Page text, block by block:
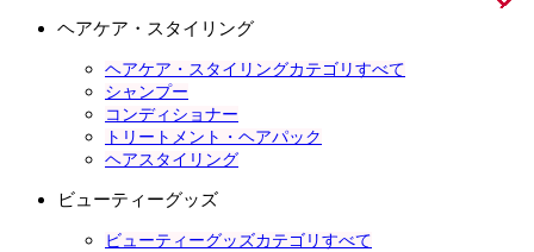
ヘアケア・スタイリング
ヘアケア・スタイリングカテゴリすべて
シャンプー
コンディショナー
トリートメント・ヘアパック
ヘアスタイリング
ビューティーグッズ
ビューティーグッズカテゴリすべて